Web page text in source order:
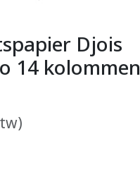
Djois
14 kolommen